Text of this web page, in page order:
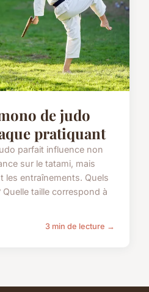
de judo
pratiquant
parfait influence non
sur le tatami, mais
les entraînements. Quels
taille correspond à
3 min de lecture →